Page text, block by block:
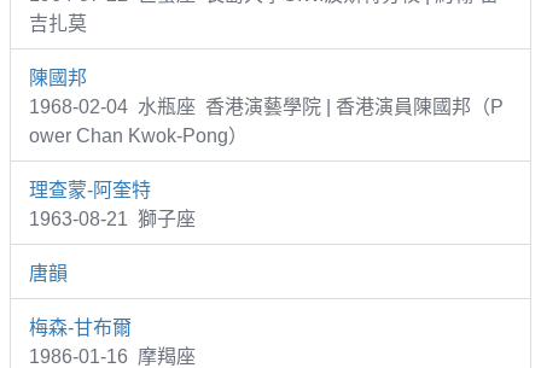
吉扎莫
陳國邦
1968-02-04 水瓶座 香港演藝學院 | 香港演員陳國邦（P
ower Chan Kwok-Pong）
理查蒙-阿奎特
1963-08-21 獅子座
唐韻
梅森-甘布爾
1986-01-16 摩羯座